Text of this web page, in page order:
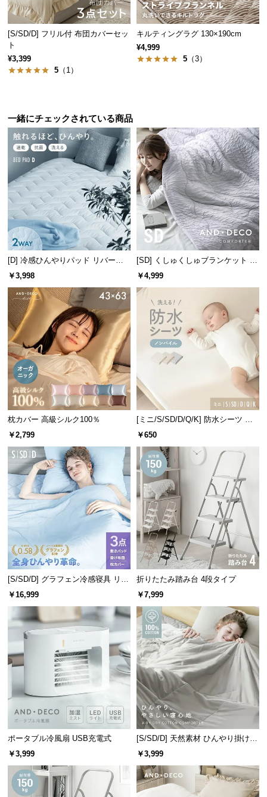
サ
ポ
ー
ら
ブ
ロ
企
業
報
[S/SD/D] フリル付 布団カバーセッ
ト
¥3,399
5 （1）
キルティングラグ 130×190cm
¥4,999
5 （3）
一緒にチェックされている商品
[D] 冷感ひんやりパッド リバーシ
ブル 速乾 抗菌 洗える
￥3,998
[SD] くしゅくしゅブランケット レ
ーヨン100% とろける肌触り
￥4,999
枕カバー 高級シルク100％
￥2,799
[ミニ/S/SD/D/Q/K] 防水シーツ ノ
ンパイル
￥650
[S/SD/D] グラフェン冷感寝具 リバ
ーシブル 3点セット 速乾 抗菌 洗え
￥16,999
折りたたみ踏み台 4段タイプ
￥7,999
ポータブル冷風扇 USB充電式
￥3,999
[S/SD/D] 天然素材 ひんやり掛け布
団 綿100% リバーシブル 洗える
￥3,999